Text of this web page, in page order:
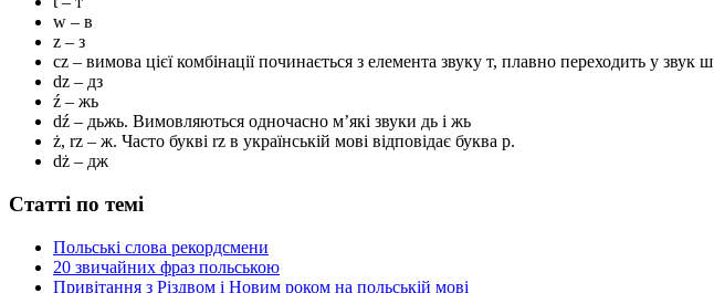
w – в
z – з
cz – вимова цієї комбінації починається з елемента звуку т, плавно переходить у звук ш
dz – дз
ź – жь
dź – дьжь. Вимовляються одночасно м’які звуки дь і жь
ż, rz – ж. Часто букві rz в українській мові відповідає буква р.
dż – дж
Статті по темі
Польські слова рекордсмени
20 звичайних фраз польською
Привітання з Різдвом і Новим роком на польській мові